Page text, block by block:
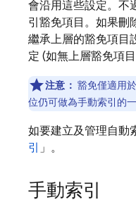
會沿用這些設定。不
引豁免項目。如果刪
繼承上層的豁免項目
定 (如無上層豁免項目)
注意： 豁免僅適用
位仍可做為手動索引的一
如要建立及管理自動
引 」。
手動索引